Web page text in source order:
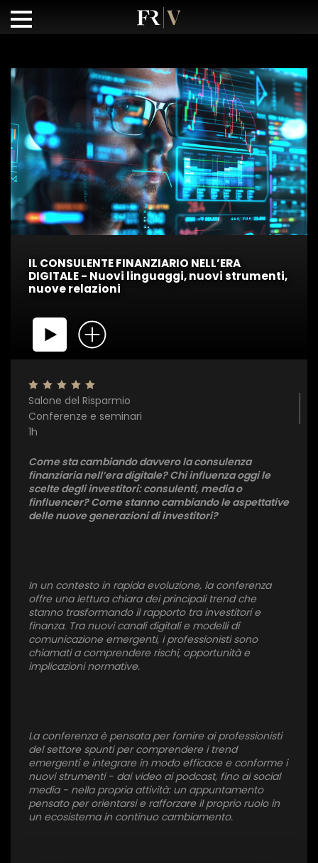
IL CONSULENTE FINANZIARIO NELL’ERA
DIGITALE - Nuovi linguaggi, nuovi strumenti,
nuove relazioni
Salone del Risparmio
Conferenze e seminari
1h
Come sta cambiando davvero la consulenza
finanziaria nell’era digitale? Chi influenza oggi le
scelte degli investitori: consulenti, media o
finfluencer? Come stanno cambiando le aspettative
delle nuove generazioni di investitori?
In un contesto in rapida evoluzione, la conferenza
offre una lettura chiara dei principali trend che
stanno trasformando il rapporto tra investitori e
finanza. Tra nuovi canali digitali e modelli di
comunicazione emergenti, i professionisti sono
chiamati a comprendere rischi, opportunità e
implicazioni normative.
La conferenza è pensata per fornire ai professionisti
del settore spunti per comprendere i trend
emergenti e integrare in modo efficace e conforme i
nuovi strumenti - dai video ai podcast, fino ai social
media - nella propria attività: un appuntamento
pensato per orientarsi e rafforzare il proprio ruolo in
un ecosistema in continuo cambiamento.
Invia